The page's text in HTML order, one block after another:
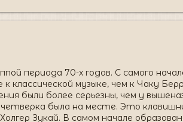
периода 70-х годов. С самого
музыке, чем к Чаку
были более серьезны, чем у
четверка была на месте. Это
Зукай. В самом начале